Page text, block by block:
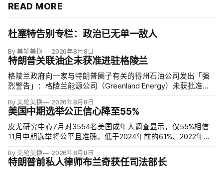
READ MORE
杜塞特告别专栏：政治已无单一敌人
By 美轮美换 2026年8月8日
特朗普关联油企未获准进驻格陵兰
格陵兰政府向一家与特朗普圈子有关的得州石油公司发出「强
烈警告」：格陵兰能源公司（Greenland Energy）未获批准，
地可能蕴藏价值1万亿美元原油，拟投资6000万美元钻两口
井；
By 美轮美换 2026年8月8日
美国中期选举公正信心降至55%
皮尤研究中心7月对3554名美国成年人调查显示，仅55%相信
11月中期选举将公平且准确，低于2024年前的61%、2022年的
向共和党者为55%，民主党及倾向民主党者为58%；
By 美轮美换 2026年8月8日
特朗普前私人律师布兰奇获任司法部长